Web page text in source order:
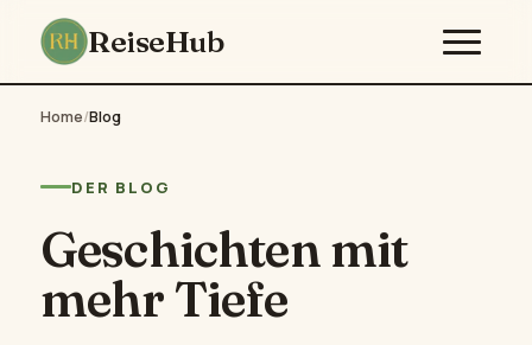
ReiseHub
Home/Blog
DER BLOG
Geschichten mit
mehr Tiefe